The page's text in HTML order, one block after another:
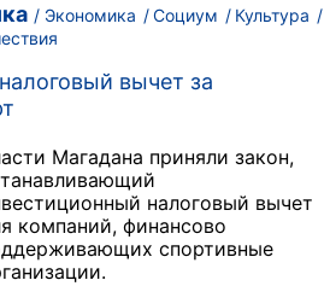
Экономика Социум
Культура
вычет за
Магадана приняли закон,
налоговый вычет
компаний, финансово
спортивные